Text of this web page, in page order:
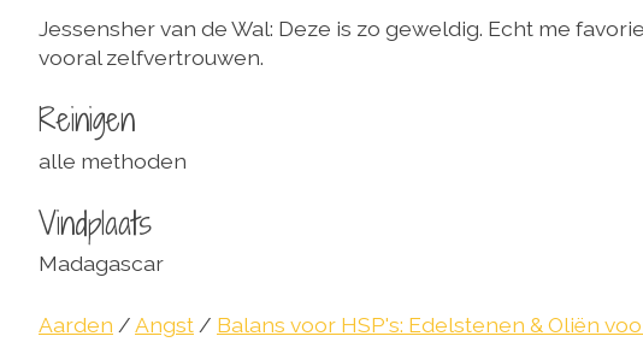
Jessensher van de Wal: Deze is zo geweldig. Echt me
vooral zelfvertrouwen.
Reinigen
alle methoden
Vindplaats
Madagascar
Aarden /Angst / Balans voor HSP's: Edelstenen & Oliën